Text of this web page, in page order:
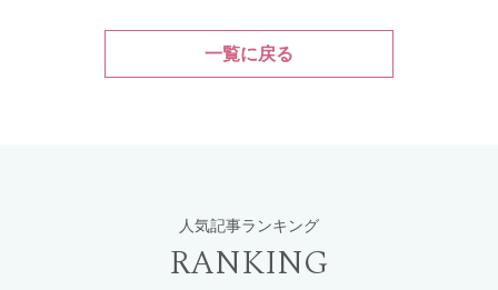
一覧に戻る
人気記事ランキング
RANKING